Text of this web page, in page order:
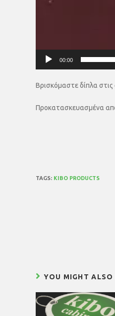
00:00
Βρισκόμαστε δίπλα
Προκατασκευασμένα
TAGS: KIBO PRODUCTS
YOU MIGHT ALSO